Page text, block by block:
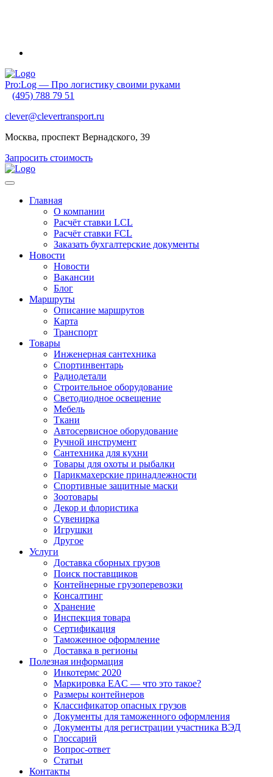
Pro:Log — Про логистику своими руками
(495) 788 79 51
clever@clevertransport.ru
Москва, проспект Вернадского, 39
Запросить стоимость
Главная
О компании
Расчёт ставки LCL
Расчёт ставки FСL
Заказать бухгалтерские документы
Новости
Новости
Вакансии
Блог
Маршруты
Описание маршрутов
Карта
Транспорт
Товары
Инженерная сантехника
Спортинвентарь
Радиодетали
Строительное оборудование
Светодиодное освещение
Мебель
Ткани
Автосервисное оборудование
Ручной инструмент
Сантехника для кухни
Товары для охоты и рыбалки
Парикмахерские принадлежности
Спортивные защитные маски
Зоотовары
Декор и флористика
Сувенирка
Игрушки
Другое
Услуги
Доставка сборных грузов
Поиск поставщиков
Контейнерные грузоперевозки
Консалтинг
Хранение
Инспекция товара
Сертификация
Таможенное оформление
Доставка в регионы
Полезная информация
Инкотермс 2020
Маркировка EAC — что это такое?
Размеры контейнеров
Классификатор опасных грузов
Документы для таможенного оформления
Документы для регистрации участника ВЭД
Глоссарий
Вопрос-ответ
Статьи
Контакты